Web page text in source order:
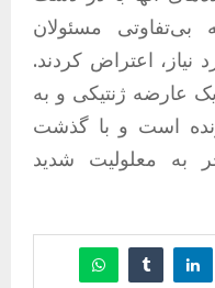
بی‌تفاوتی مسئولان
نیاز، اعتراض کردند.
عارضه ژنتیکی و به
است و با گذشت
به معلولیت شدید